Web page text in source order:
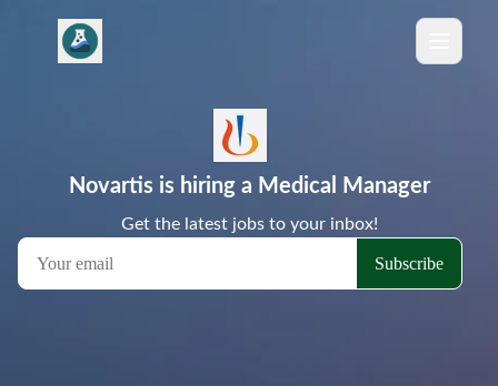
Novartis is hiring a Medical Manager
Get the latest jobs to your inbox!